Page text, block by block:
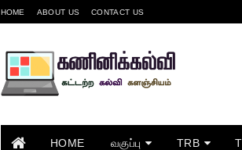
HOME ABOUT US CONTACT US
HOME வகுப்பு TRB